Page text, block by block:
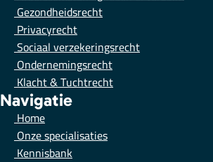
Gezondheidsrecht
Privacyrecht
Sociaal verzekeringsrecht
Ondernemingsrecht
Klacht & Tuchtrecht
Navigatie
Home
Onze specialisaties
Kennisbank